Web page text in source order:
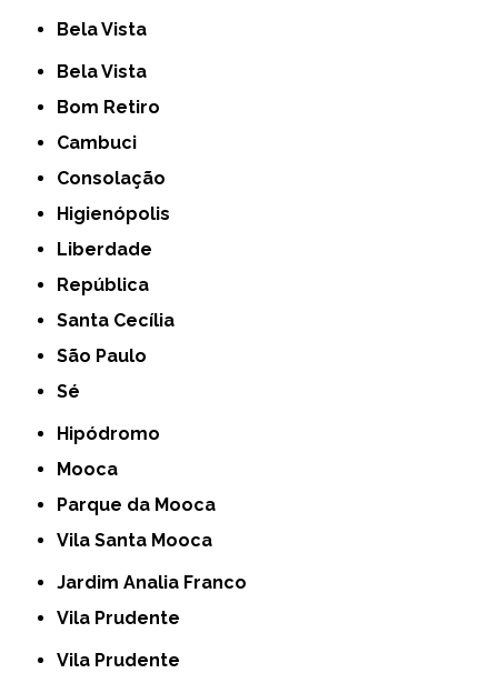
Bela Vista
Bela Vista
Bom Retiro
Cambuci
Consolação
Higienópolis
Liberdade
República
Santa Cecília
São Paulo
Sé
Hipódromo
Mooca
Parque da Mooca
Vila Santa Mooca
Jardim Analia Franco
Vila Prudente
Vila Prudente